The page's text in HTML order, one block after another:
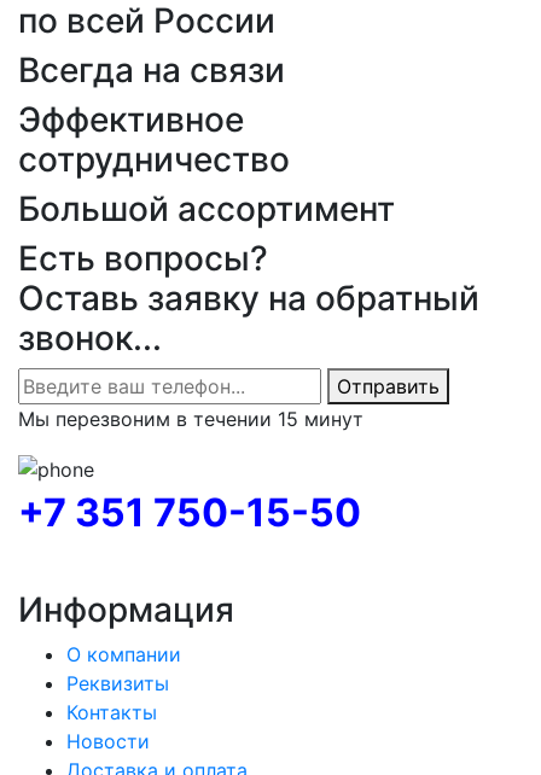
по всей России
Всегда на связи
Эффективное
сотрудничество
Большой ассортимент
Есть вопросы?
Оставь заявку на обратный
звонок...
Отправить
Мы перезвоним в течении 15 минут
+7 351 750-15-50
Информация
О компании
Реквизиты
Контакты
Новости
Доставка и оплата